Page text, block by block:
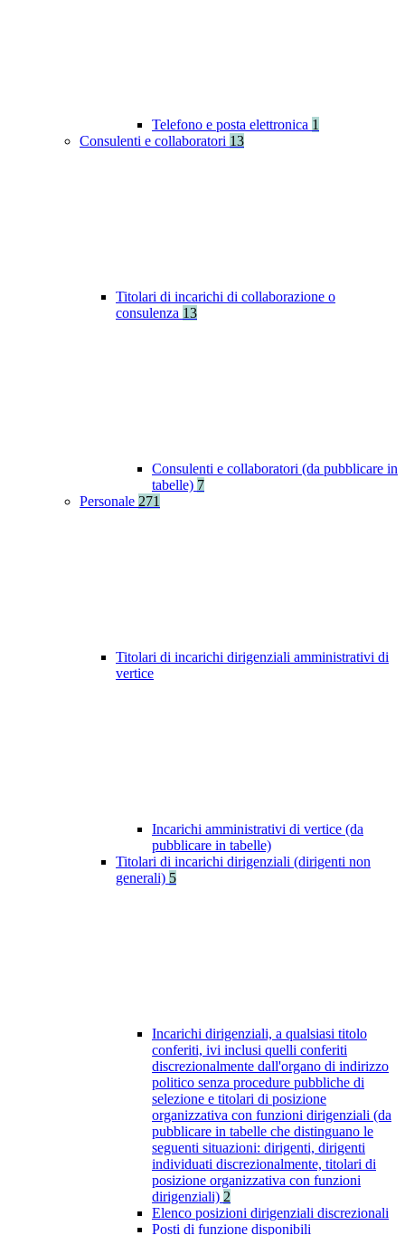
Telefono e posta elettronica 1
Consulenti e collaboratori 13
Titolari di incarichi di collaborazione o
consulenza 13
Consulenti e collaboratori (da pubblicare in
tabelle) 7
Personale 271
Titolari di incarichi dirigenziali amministrativi di
vertice
Incarichi amministrativi di vertice (da
pubblicare in tabelle)
Titolari di incarichi dirigenziali (dirigenti non
generali) 5
Incarichi dirigenziali, a qualsiasi titolo
conferiti, ivi inclusi quelli conferiti
discrezionalmente dall'organo di indirizzo
politico senza procedure pubbliche di
selezione e titolari di posizione
organizzativa con funzioni dirigenziali (da
pubblicare in tabelle che distinguano le
seguenti situazioni: dirigenti, dirigenti
individuati discrezionalmente, titolari di
posizione organizzativa con funzioni
dirigenziali) 2
Elenco posizioni dirigenziali discrezionali
Posti di funzione disponibili